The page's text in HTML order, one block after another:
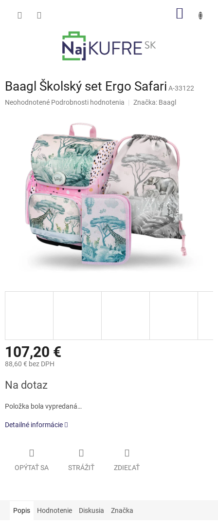
Baagl Školský set Ergo Safari A-33122
Priemerné
hviezdičiek.
Neohodnotené Podrobnosti hodnotenia Značka: Baagl
107,20 €
88,60 € bez DPH
cena:
Na dotaz
Položka bola vypredaná…
Detailné informácie
OPÝTAŤ SA STRÁŽIŤ ZDIEĽAŤ
Popis Hodnotenie Diskusia Značka